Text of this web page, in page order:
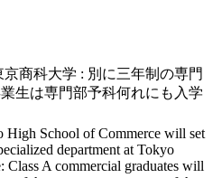
商科大学 : 別に三年制の専門
生は専門部予科何れにも入学
High School of Commerce will set
department at Tokyo
A commercial graduates will